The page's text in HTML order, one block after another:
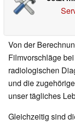
Von der
Filmvorschläge
radiologischen
und die
unser tägliches
Gleichzeitig sind